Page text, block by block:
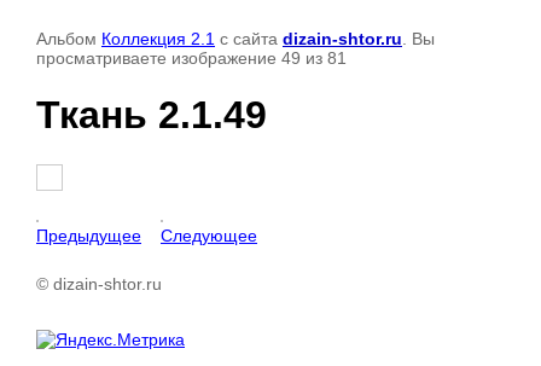
Альбом Коллекция 2.1 с сайта dizain-shtor.ru . Вы
просматриваете изображение 49 из 81
Ткань 2.1.49
Предыдущее Следующее
© dizain-shtor.ru